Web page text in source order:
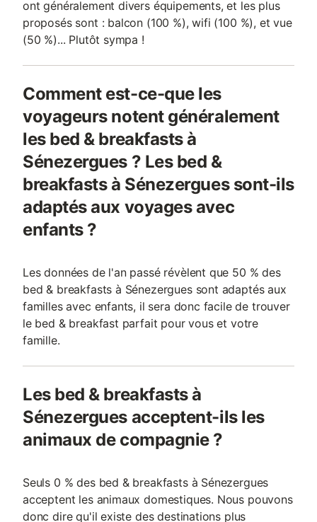
ont généralement divers équipements, et les plus
proposés sont : balcon (100 %), wifi (100 %), et vue
(50 %)... Plutôt sympa !
Comment est-ce-que les
voyageurs notent généralement
les bed & breakfasts à
Sénezergues ? Les bed &
breakfasts à Sénezergues sont-ils
adaptés aux voyages avec
enfants ?
Les données de l'an passé révèlent que 50 % des
bed & breakfasts à Sénezergues sont adaptés aux
familles avec enfants, il sera donc facile de trouver
le bed & breakfast parfait pour vous et votre
famille.
Les bed & breakfasts à
Sénezergues acceptent-ils les
animaux de compagnie ?
Seuls 0 % des bed & breakfasts à Sénezergues
acceptent les animaux domestiques. Nous pouvons
donc dire qu'il existe des destinations plus